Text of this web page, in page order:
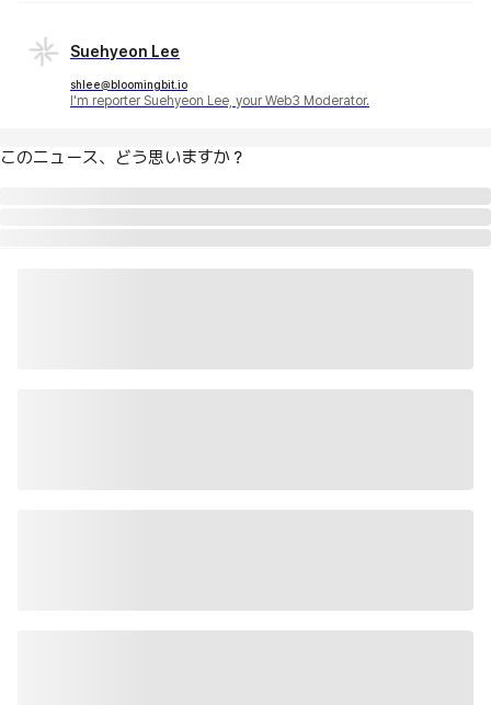
Suehyeon Lee
shlee@bloomingbit.io
I'm reporter Suehyeon Lee, your Web3 Moderator.
このニュース、どう思いますか？